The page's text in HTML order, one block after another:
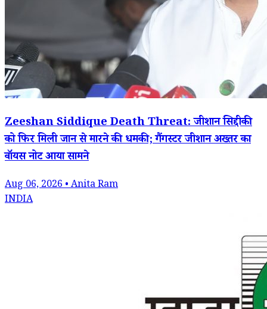
Zeeshan Siddique Death Threat: जीशान सिद्दीकी
को फिर मिली जान से मारने की धमकी; गैंगस्टर जीशान अख्तर का
वॉयस नोट आया सामने
Aug 06, 2026 • Anita Ram
INDIA